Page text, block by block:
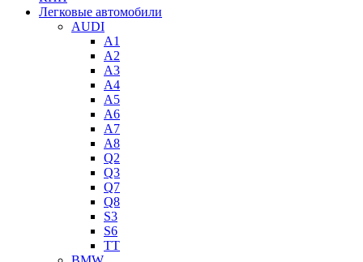
Легковые автомобили
AUDI
A1
A2
A3
A4
A5
A6
A7
A8
Q2
Q3
Q7
Q8
S3
S6
TT